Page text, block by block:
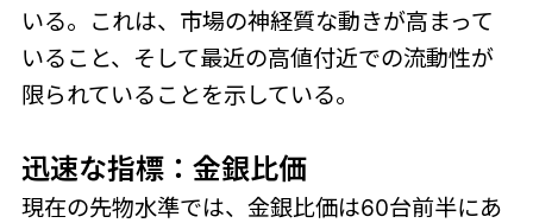
いる。これは、市場の神経質な動きが高まって
いること、そして最近の高値付近での流動性が
限られていることを示している。
迅速な指標：金銀比価
現在の先物水準では、金銀比価は60台前半にあ